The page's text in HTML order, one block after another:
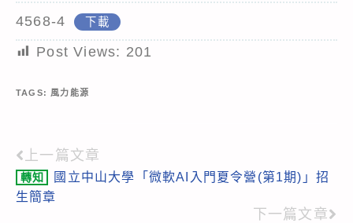
4568-4 下載
Post Views: 201
TAGS: 風力能源
Read
more
上一篇文章
轉知
國立中山大學「微軟AI入門夏令營(第1期)」招
生簡章
下一篇文章